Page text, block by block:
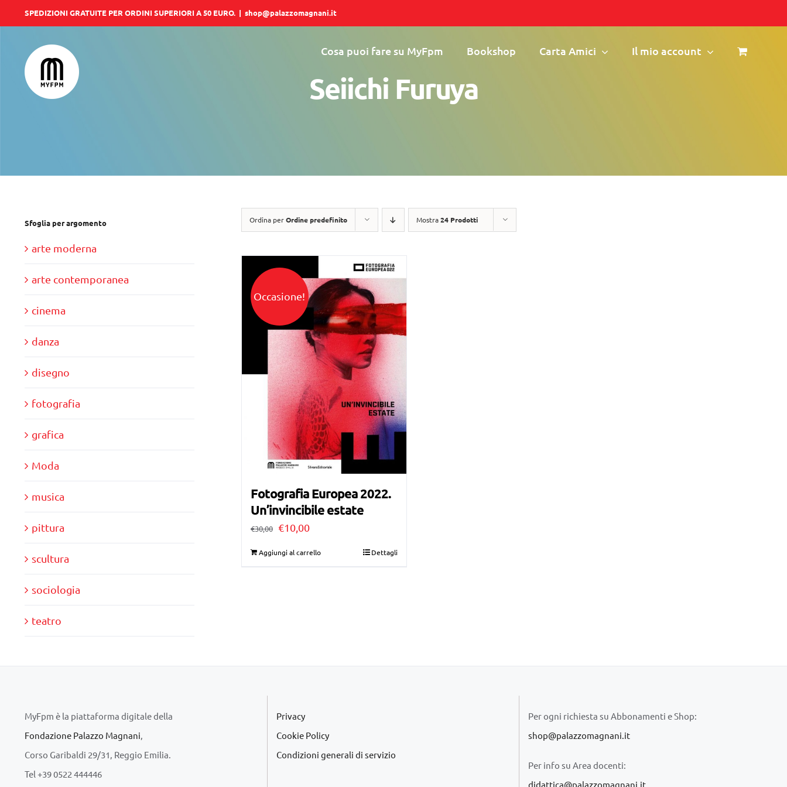
al
contenuto
SPEDIZIONI GRATUITE PER ORDINI SUPERIORI A 50 EURO. | shop@palazzomagnani.it
Cosa puoi fare su MyFpm Bookshop Carta Amici Il mio account
Seiichi Furuya
Ordina perOrdine predefinito Mostra24 Prodotti
Occasione!
Fotografia Europea 2022.
Un’invincibile estate
€30,00 Il
€10,00Il
Aggiungi al carrello Dettagli
Sfoglia per argomento
arte moderna
arte contemporanea
cinema
danza
disegno
fotografia
grafica
Moda
musica
pittura
scultura
sociologia
teatro
MyFpm è la piattaforma digitale della
Fondazione Palazzo Magnani
Corso Garibaldi 29/31, Reggio Emilia.
Tel +39 0522 444446
Privacy
Cookie Policy
Condizioni generali di servizio
Per ogni richiesta su Abbonamenti e Shop:
shop@palazzomagnani.it
Per info su Area docenti:
didattica@palazzomagnani.it